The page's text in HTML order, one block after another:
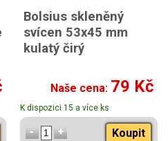
Bolsius skleněný
svícen 53x45 mm
kulatý čirý
Naše cena: 79 Kč
K dispozici 15 a více ks
Koupit